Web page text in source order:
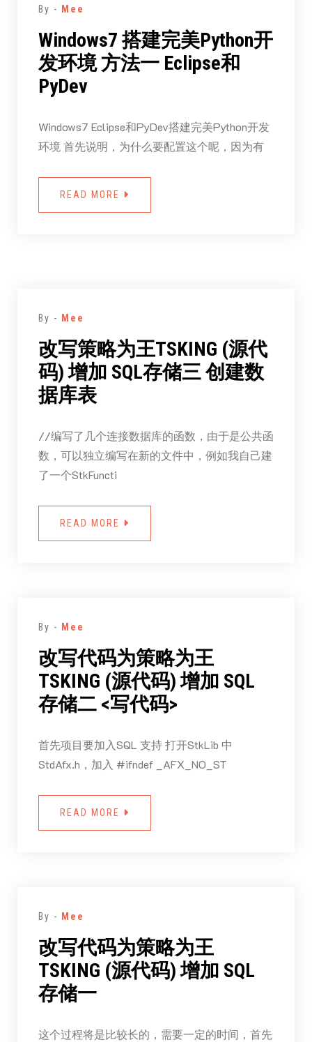
By - Mee
Windows7 搭建完美Python开
发环境 方法一 Eclipse和
PyDev
Windows7 Eclipse和PyDev搭建完美Python开发
环境 首先说明，为什么要配置这个呢，因为有
READ MORE
By - Mee
改写策略为王TSKING (源代
码) 增加 SQL存储三 创建数
据库表
//编写了几个连接数据库的函数，由于是公共函
数，可以独立编写在新的文件中，例如我自己建
了一个StkFuncti
READ MORE
By - Mee
改写代码为策略为王
TSKING (源代码) 增加 SQL
存储二 <写代码>
首先项目要加入SQL 支持 打开StkLib 中
StdAfx.h，加入 #ifndef _AFX_NO_ST
READ MORE
By - Mee
改写代码为策略为王
TSKING (源代码) 增加 SQL
存储一
这个过程将是比较长的，需要一定的时间，首先